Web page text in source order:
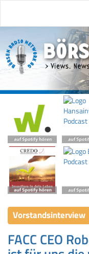
Vorstandsinterview
FACC CEO